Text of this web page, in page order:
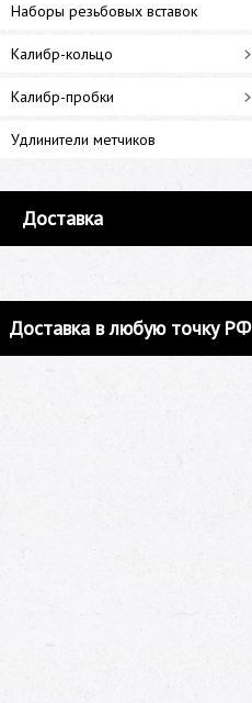
Наборы резьбовых вставок
Калибр-кольцо
Калибр-пробки
Удлинители метчиков
Доставка
Доставка в любую точку РФ